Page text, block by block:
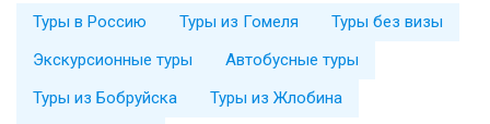
Туры в Россию Туры из Гомеля
Туры без визы
Экскурсионные туры
Автобусные туры
Туры из Бобруйска
Туры из Жлобина